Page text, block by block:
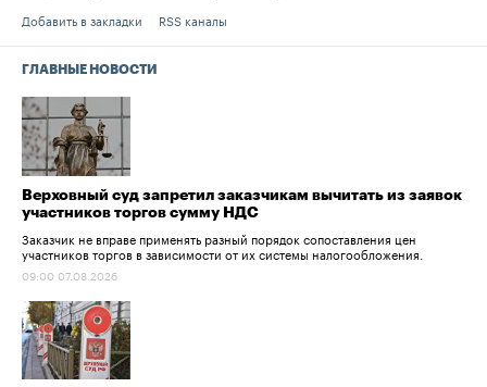
Добавить в закладки
RSS каналы
ГЛАВНЫЕ НОВОСТИ
Верховный суд запретил заказчикам вычитать из заявок
участников торгов сумму НДС
Заказчик не вправе применять разный порядок сопоставления цен
участников торгов в зависимости от их системы налогообложения.
09:00 07.08.2026